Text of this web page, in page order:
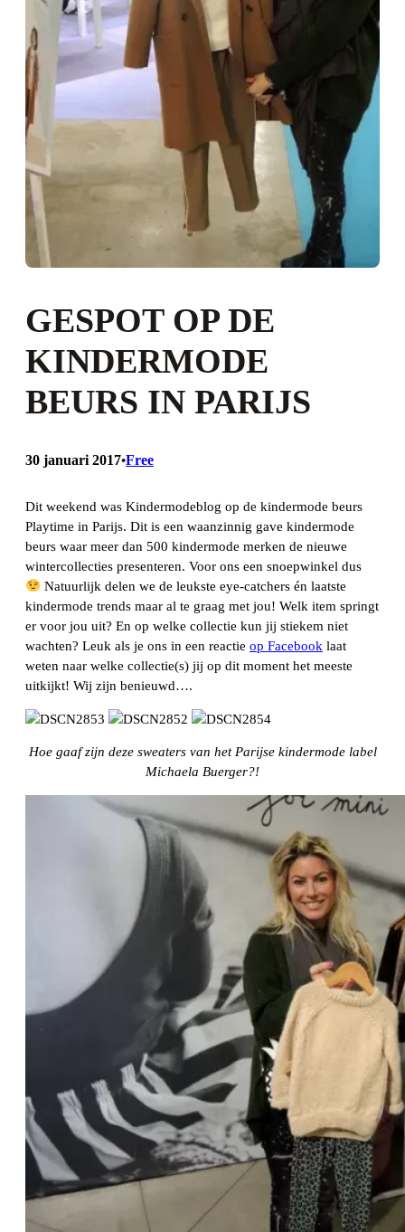
GESPOT OP DE
KINDERMODE
BEURS IN PARIJS
30 januari 2017•Free
Dit weekend was Kindermodeblog op de kindermode beurs
Playtime in Parijs. Dit is een waanzinnig gave kindermode
beurs waar meer dan 500 kindermode merken de nieuwe
wintercollecties presenteren. Voor ons een snoepwinkel dus
Natuurlijk delen we de leukste eye-catchers én laatste
kindermode trends maar al te graag met jou! Welk item springt
er voor jou uit? En op welke collectie kun jij stiekem niet
wachten? Leuk als je ons in een reactie op Facebook laat
weten naar welke collectie(s) jij op dit moment het meeste
uitkijkt! Wij zijn benieuwd….
Hoe gaaf zijn deze sweaters van het Parijse kindermode label
Michaela Buerger?!